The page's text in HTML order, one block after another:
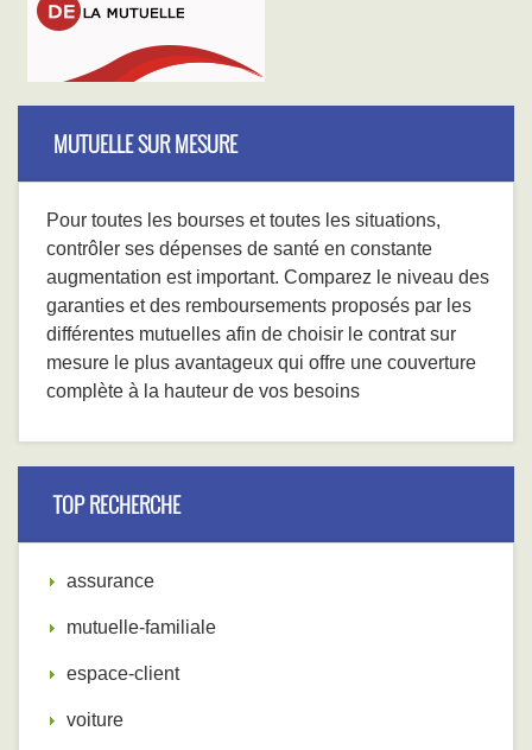
MUTUELLE SUR MESURE
Pour toutes les bourses et toutes les situations,
contrôler ses dépenses de santé en constante
augmentation est important. Comparez le niveau des
garanties et des remboursements proposés par les
différentes mutuelles afin de choisir le contrat sur
mesure le plus avantageux qui offre une couverture
complète à la hauteur de vos besoins
TOP RECHERCHE
assurance
mutuelle-familiale
espace-client
voiture